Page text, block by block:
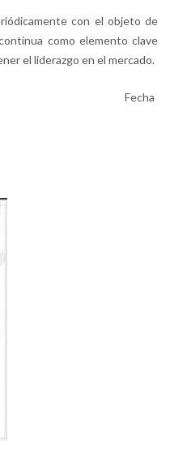
con el objeto de
como elemento clave
el liderazgo en el mercado.